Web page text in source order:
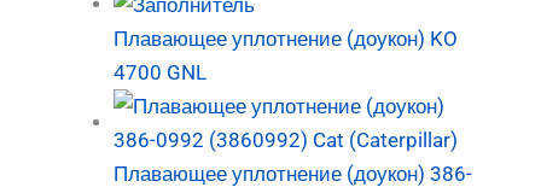
Плавающее уплотнение (доукон) KO
4700 GNL
Плавающее уплотнение (доукон) 386-